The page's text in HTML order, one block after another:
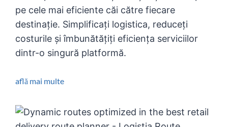
pe cele mai eficiente căi către fiecare
destinație. Simplificați logistica, reduceți
costurile și îmbunătățiți eficiența serviciilor
dintr-o singură platformă.
află mai multe